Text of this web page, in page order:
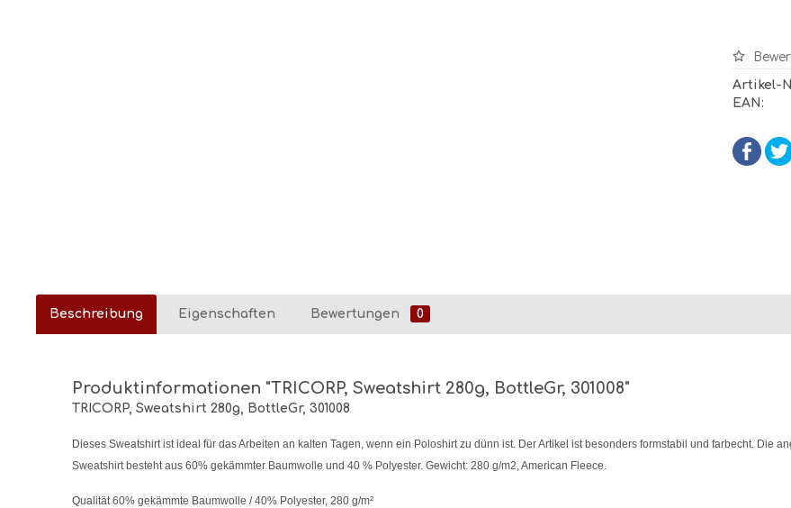
Artikel-
EAN:
Beschreibung Eigenschaften Bewertungen 0
Produktinformationen "TRICORP, Sweatshirt 280g, BottleGr, 301008"
TRICORP, Sweatshirt 280g, BottleGr, 301008
Dieses Sweatshirt ist ideal für das Arbeiten an kalten Tagen, wenn ein Poloshirt zu dünn ist. Der Artikel ist besonders formstabil und farbecht. Die
Sweatshirt besteht aus 60% gekämmter Baumwolle und 40 % Polyester. Gewicht: 280 g/m2, American Fleece.
Qualität 60% gekämmte Baumwolle / 40% Polyester, 280 g/m²